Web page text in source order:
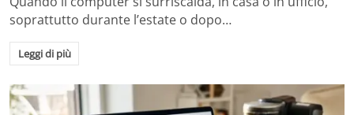
soprattutto durante l’estate o dopo…
Leggi di più